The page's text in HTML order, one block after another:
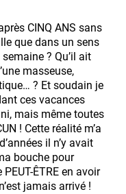
CINQ ANS sans
que dans un sens
? Qu’il ait
masseuse,
? Et soudain je
ces vacances
mais même toutes
! Cette réalité m’a
il n’y avait
bouche pour
ÊTRE en avoir
jamais arrivé !